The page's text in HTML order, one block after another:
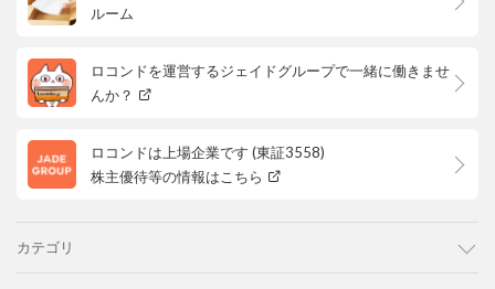
ルーム
ロコンドを運営するジェイドグループで一緒に働きませ
んか？
ロコンドは上場企業です (東証3558)
株主優待等の情報はこちら
カテゴリ